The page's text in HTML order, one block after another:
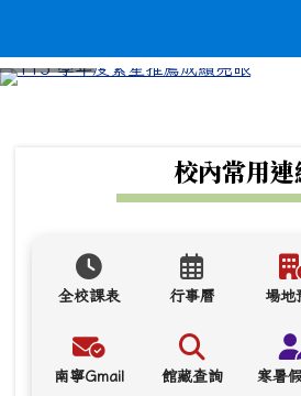
校內常用連
全校課表 行事曆 場地
南寧Gmail 館藏查詢 寒暑